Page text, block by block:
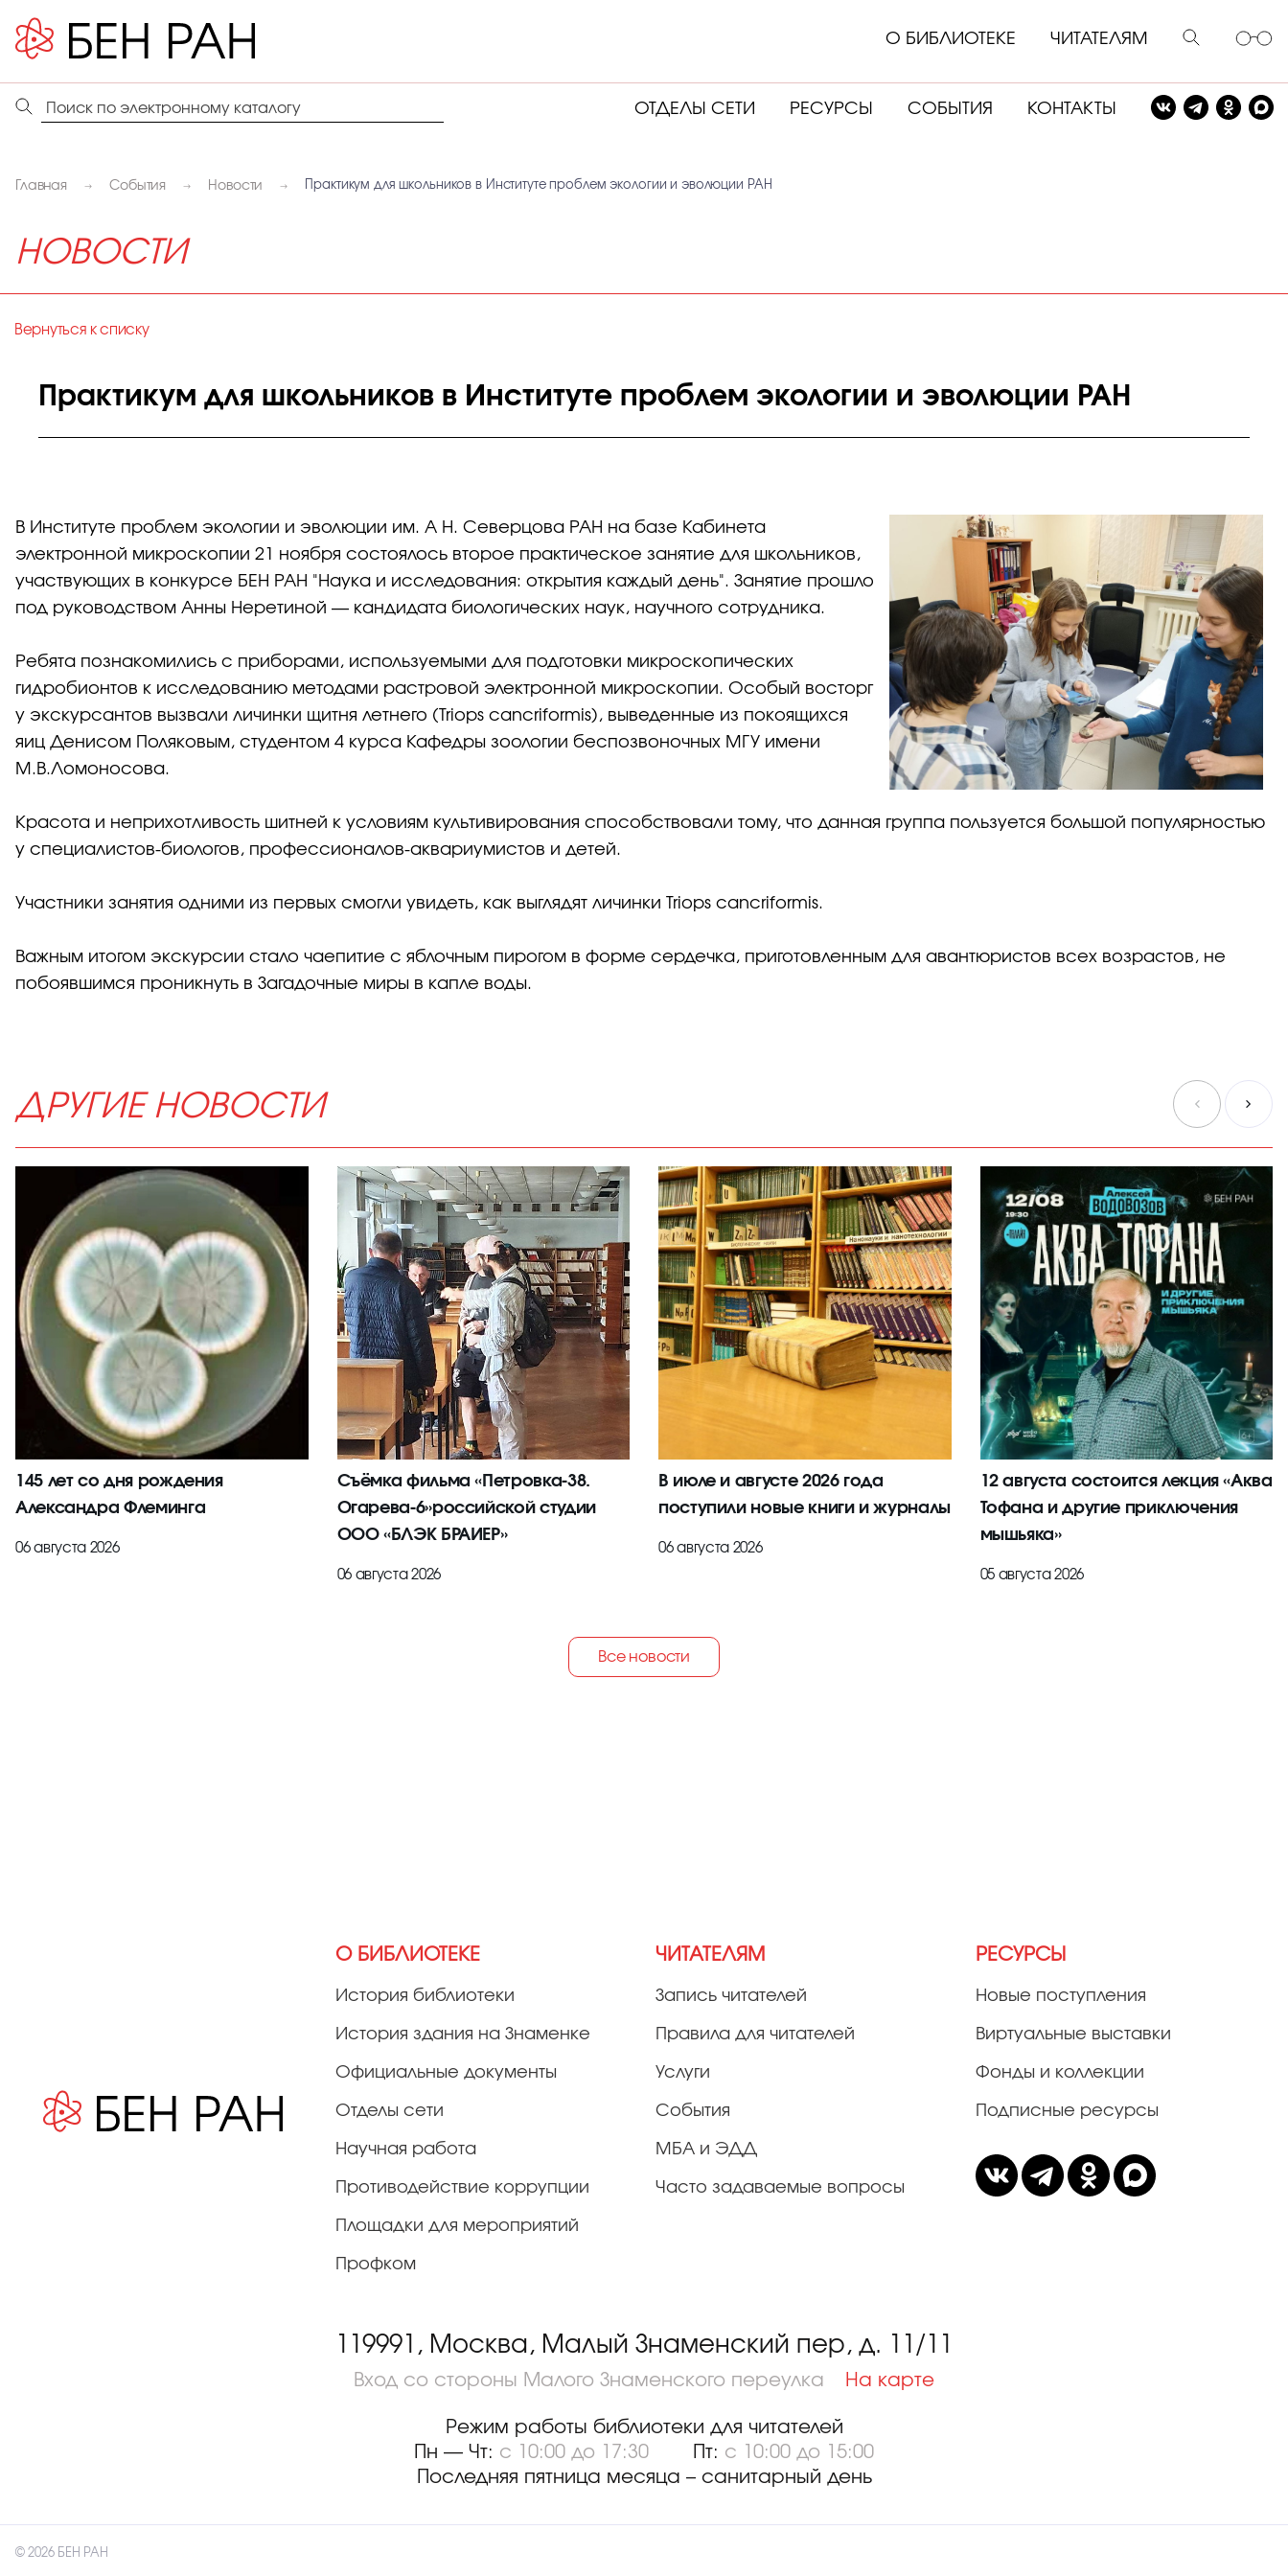
О БИБЛИОТЕКЕ ЧИТАТЕЛЯМ
ОТДЕЛЫ СЕТИ РЕСУРСЫ СОБЫТИЯ КОНТАКТЫ
Главная События Новости Практикум для школьников в Институте проблем экологии и эволюции РАН
НОВОСТИ
Вернуться к списку
Практикум для школьников в Институте проблем экологии и эволюции РАН
В Институте проблем экологии и эволюции им. А Н. Северцова РАН на базе Кабинета
электронной микроскопии 21 ноября состоялось второе практическое занятие для школьников,
участвующих в конкурсе БЕН РАН "Наука и исследования: открытия каждый день". Занятие прошло
под руководством Анны Неретиной — кандидата биологических наук, научного сотрудника.
Ребята познакомились с приборами, используемыми для подготовки микроскопических
гидробионтов к исследованию методами растровой электронной микроскопии. Особый восторг
у экскурсантов вызвали личинки щитня летнего (Triops cancriformis), выведенные из покоящихся
яиц Денисом Поляковым, студентом 4 курса Кафедры зоологии беспозвоночных МГУ имени
М.В.Ломоносова.
Красота и неприхотливость шитней к условиям культивирования способствовали тому, что данная группа пользуется большой популярностью
у специалистов-биологов, профессионалов-аквариумистов и детей.
Участники занятия одними из первых смогли увидеть, как выглядят личинки Triops cancriformis.
Важным итогом экскурсии стало чаепитие с яблочным пирогом в форме сердечка, приготовленным для авантюристов всех возрастов, не
побоявшимся проникнуть в Загадочные миры в капле воды.
ДРУГИЕ НОВОСТИ
145 лет со дня рождения
Александра Флеминга
06 августа 2026
Съёмка фильма «Петровка-38.
Огарева-6»российской студии
ООО «БЛЭК БРАИЕР»
06 августа 2026
В июле и августе 2026 года
поступили новые книги и журналы
06 августа 2026
12 августа состоится лекция «Аква
Тофана и другие приключения
мышьяка»
05 августа 2026
Все новости
О БИБЛИОТЕКЕ
История библиотеки
История здания на Знаменке
Официальные документы
Отделы сети
Научная работа
Противодействие коррупции
Площадки для мероприятий
Профком
ЧИТАТЕЛЯМ
Запись читателей
Правила для читателей
Услуги
События
МБА и ЭДД
Часто задаваемые вопросы
РЕСУРСЫ
Новые поступления
Виртуальные выставки
Фонды и коллекции
Подписные ресурсы
119991, Москва, Малый Знаменский пер, д. 11/11
Вход со стороны Малого Знаменского переулка На карте
Режим работы библиотеки для читателей
Пн — Чт: с 10:00 до 17:30 Пт: с 10:00 до 15:00
Последняя пятница месяца – санитарный день
© 2026 БЕН РАН